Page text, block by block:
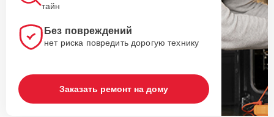
тайн
Без повреждений
нет риска повредить дорогую технику
Заказать ремонт на дому